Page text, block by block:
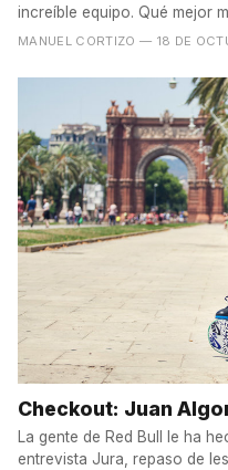
increíble equipo. Qué mejor
MANUEL CORTIZO — 18 DE
Checkout: Juan
La gente de Red Bull le ha
entrevista Jura, repaso de